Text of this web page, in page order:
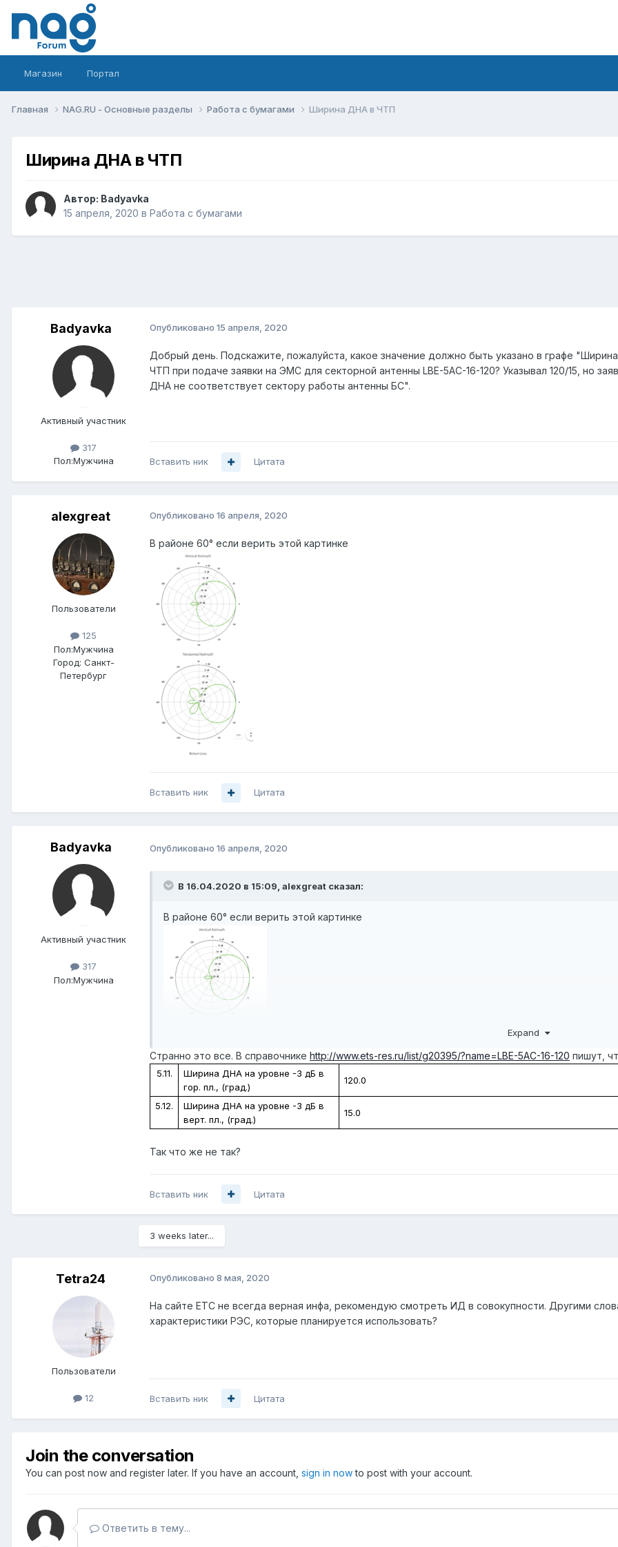
Магазин Портал
Главная NAG.RU - Основные разделы Работа с бумагами Ширина ДНА в ЧТП
Ширина ДНА в ЧТП
Автор: Badyavka
15 апреля, 2020 в Работа с бумагами
Badyavka
Активный участник
317
Пол:Мужчина
Опубликовано 15 апреля, 2020
Добрый день. Подскажите, пожалуйста, какое значение должно быть указано в графе
ЧТП при подаче заявки на ЭМС для секторной антенны LBE-5AC-16-120? Указывал 120/15, но
ДНА не соответствует сектору работы антенны БС".
Вставить ник Цитата
alexgreat
Пользователи
125
Пол:Мужчина
Город: Санкт-
Петербург
Опубликовано 16 апреля, 2020
В районе 60° если верить этой картинке
Вставить ник Цитата
Badyavka
Активный участник
317
Пол:Мужчина
Опубликовано 16 апреля, 2020
В 16.04.2020 в 15:09, alexgreat сказал:
В районе 60° если верить этой картинке
Expand
Странно это все. В справочнике http://www.ets-res.ru/list/g20395/?name=LBE-5AC-16-120 пишут,
5.11.
Ширина ДНА на уровне -3 дБ в
гор. пл., (град.)
120.0
5.12.
Ширина ДНА на уровне -3 дБ в
верт. пл., (град.)
15.0
Так что же не так?
Вставить ник Цитата
3 weeks later...
Tetra24
Пользователи
12
Опубликовано 8 мая, 2020
На сайте ЕТС не всегда верная инфа, рекомендую смотреть ИД в совокупности. Другими
характеристики РЭС, которые планируется использовать?
Вставить ник Цитата
Join the conversation
You can post now and register later. If you have an account, sign in nowto post with your account.
Ответить в тему...